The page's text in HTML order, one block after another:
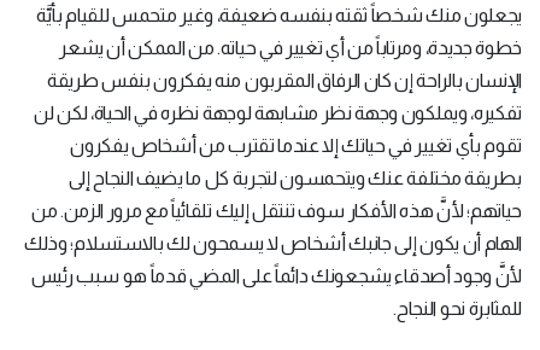
يجعلون منك شخصاً ثقته بنفسه ضعيفة، وغير متحمس للقيام بأيَّة
خطوة جديدة، ومرتاباً من أي تغيير في حياته. من الممكن أن يشعر
الإنسان بالراحة إن كان الرفاق المقربون منه يفكرون بنفس طريقة
تفكيره، ويملكون وجهة نظر مشابهة لوجهة نظره في الحياة، لكن لن
تقوم بأي تغيير في حياتك إلا عندما تقترب من أشخاص يفكرون
بطريقة مختلفة عنك ويتحمسون لتجربة كل ما يضيف النجاح إلى
حياتهم؛ لأنَّ هذه الأفكار سوف تنتقل إليك تلقائياً مع مرور الزمن. من
الهام أن يكون إلى جانبك أشخاص لا يسمحون لك بالاستسلام؛ وذلك
لأنَّ وجود أصدقاء يشجعونك دائماً على المضي قدماً هو سبب رئيس
للمثابرة نحو النجاح.